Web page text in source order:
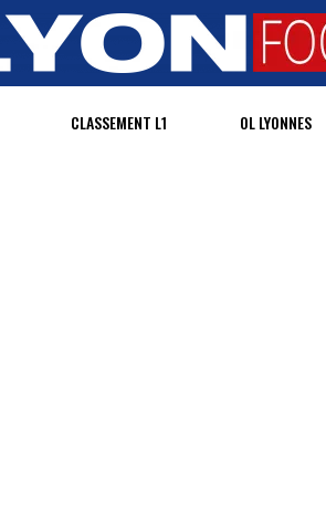
CLASSEMENT L1 OL LYONNES